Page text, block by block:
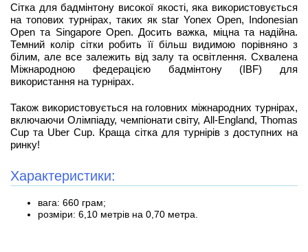
Сітка для бадмінтону високої якості, яка використовується
на топових турнірах, таких як star Yonex Open, Indonesian
Open та Singapore Open. Досить важка, міцна та надійна.
Темний колір сітки робить її більш видимою порівняно з
білим, але все залежить від залу та освітлення. Схвалена
Міжнародною федерацією бадмінтону (IBF) для
використання на турнірах.
Також використовується на головних міжнародних турнірах,
включаючи Олімпіаду, чемпіонати світу, All-England, Thomas
Cup та Uber Cup. Краща сітка для турнірів з доступних на
ринку!
Характеристики:
вага: 660 грам;
розміри: 6,10 метрів на 0,70 метра.